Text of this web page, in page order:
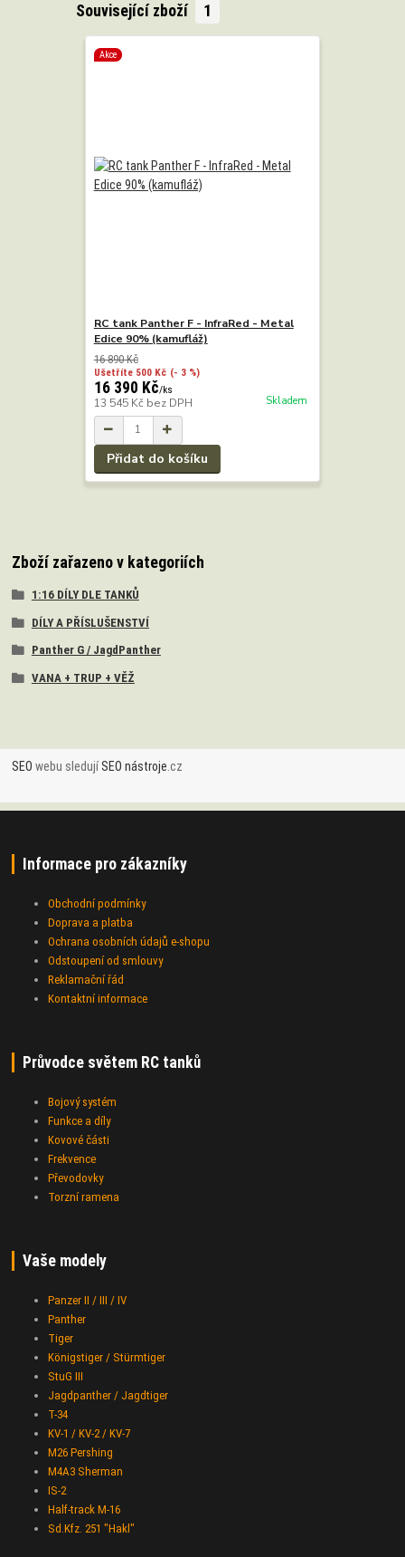
Související zboží 1
Akce
RC tank Panther F - InfraRed - Metal
Edice 90% (kamufláž)
16 890 Kč
Ušetříte 500 Kč (- 3 %)
16 390 Kč/ks
13 545 Kč bez DPH Skladem
Přidat do košíku
Zboží zařazeno v kategoriích
1:16 DÍLY DLE TANKŮ
DÍLY A PŘÍSLUŠENSTVÍ
Panther G / JagdPanther
VANA + TRUP + VĚŽ
SEO webu sledujíSEO nástroje .cz
Informace pro zákazníky
Obchodní podmínky
Doprava a platba
Ochrana osobních údajů e-shopu
Odstoupení od smlouvy
Reklamační řád
Kontaktní informace
Průvodce světem RC tanků
Bojový systém
Funkce a díly
Kovové části
Frekvence
Převodovky
Torzní ramena
Vaše modely
Panzer II / III / IV
Panther
Tiger
Königstiger / Stürmtiger
StuG III
Jagdpanther / Jagdtiger
T-34
KV-1 / KV-2 / KV-7
M26 Pershing
M4A3 Sherman
IS-2
Half-track M-16
Sd.Kfz. 251 "Hakl"